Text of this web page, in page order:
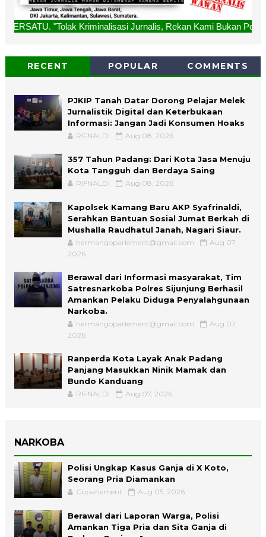
Kriminalisasi Jurnalis, Rekan Kami Bukan Penjahat, Bukan
RECENT POPULAR COMMENTS
PJKIP Tanah Datar Dorong Pelajar Melek
Jurnalistik Digital dan Keterbukaan
Informasi: Jangan Jadi Konsumen Hoaks
RIFNALDI Aug 08, 2026
357 Tahun Padang: Dari Kota Jasa Menuju
Kota Tangguh dan Berdaya Saing
RIFNALDI Aug 08, 2026
Kapolsek Kamang Baru AKP Syafrinaldi,
Serahkan Bantuan Sosial Jumat Berkah di
Mushalla Raudhatul Janah, Nagari Siaur.
hermangoparlement@gmail.com
Aug 07,
2026
Berawal dari Informasi masyarakat, Tim
Satresnarkoba Polres Sijunjung Berhasil
Amankan Pelaku Diduga Penyalahgunaan
Narkoba.
hermangoparlement@gmail.com
Aug 07,
2026
Ranperda Kota Layak Anak Padang
Panjang Masukkan Ninik Mamak dan
Bundo Kanduang
RIFNALDI Aug 07, 2026
NARKOBA
Polisi Ungkap Kasus Ganja di X Koto,
Seorang Pria Diamankan
Goparlement Aug 05, 2026
Berawal dari Laporan Warga, Polisi
Amankan Tiga Pria dan Sita Ganja di